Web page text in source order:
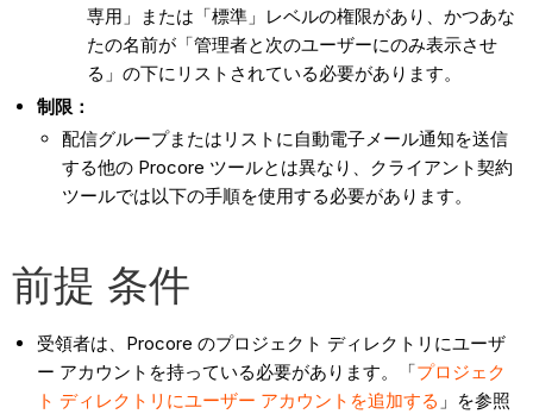
専用」または「標準」レベルの権限があり、かつあな
たの名前が「管理者と次のユーザーにのみ表示させ
る」の下にリストされている必要があります。
制限：
配信グループまたはリストに自動電子メール通知を送信
する他の Procore ツールとは異なり、クライアント契約
ツールでは以下の手順を使用する必要があります。
前提 条件
受領者は、Procore のプロジェクト ディレクトリにユーザ
ー アカウントを持っている必要があります。「プロジェク
ト ディレクトリにユーザー アカウントを追加する 」を参照